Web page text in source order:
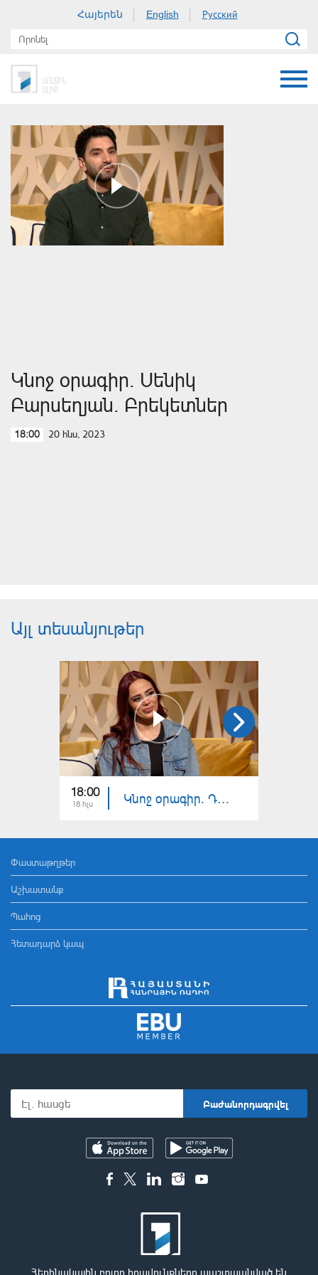
Հայերեն English Русский
Կնոջ օրագիր. Սենիկ
Բարսեղյան. Բրեկետներ
18:00 20 հնս, 2023
Այլ տեսանյութեր
18:00
18 հլս Կնոջ օրագիր. Դիանա Տոռես. Վատ բառեր, հայհոյանքներ
Փաստաթղթեր
Աշխատանք
Պահոց
Հետադարձ կապ
Հեղինակային բոլոր իրավունքները պաշտպանված են